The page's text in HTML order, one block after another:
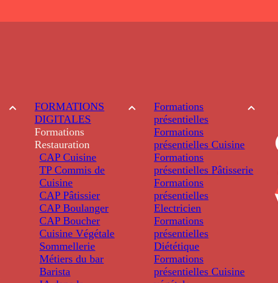
FORMATIONS
DIGITALES
Formations
Restauration
CAP Cuisine
TP Commis de
Cuisine
CAP Pâtissier
CAP Boulanger
CAP Boucher
Cuisine Végétale
Sommellerie
Métiers du bar
Barista
Formations
présentielles
Formations
présentielles Cuisine
Formations
présentielles Pâtisserie
Formations
présentielles
Electricien
Formations
présentielles
Diététique
Formations
présentielles Cuisine